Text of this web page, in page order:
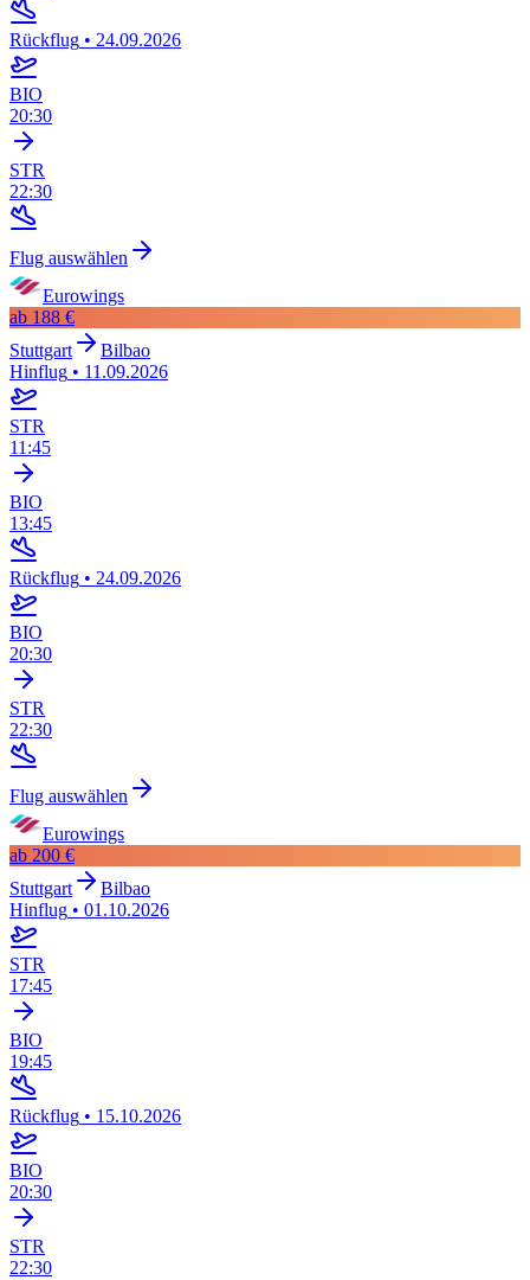
Rückflug • 24.09.2026
BIO
20:30
STR
22:30
Flug auswählen
Eurowings
ab 188 €
Stuttgart
Bilbao
Hinflug • 11.09.2026
STR
11:45
BIO
13:45
Rückflug • 24.09.2026
BIO
20:30
STR
22:30
Flug auswählen
Eurowings
ab 200 €
Stuttgart
Bilbao
Hinflug • 01.10.2026
STR
17:45
BIO
19:45
Rückflug • 15.10.2026
BIO
20:30
STR
22:30